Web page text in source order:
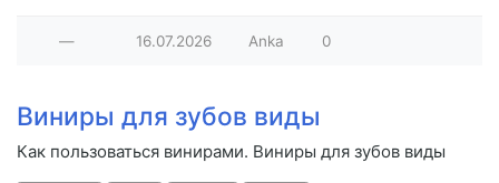
— 16.07.2026 Anka 0
Виниры для зубов виды
Как пользоваться винирами. Виниры для зубов виды